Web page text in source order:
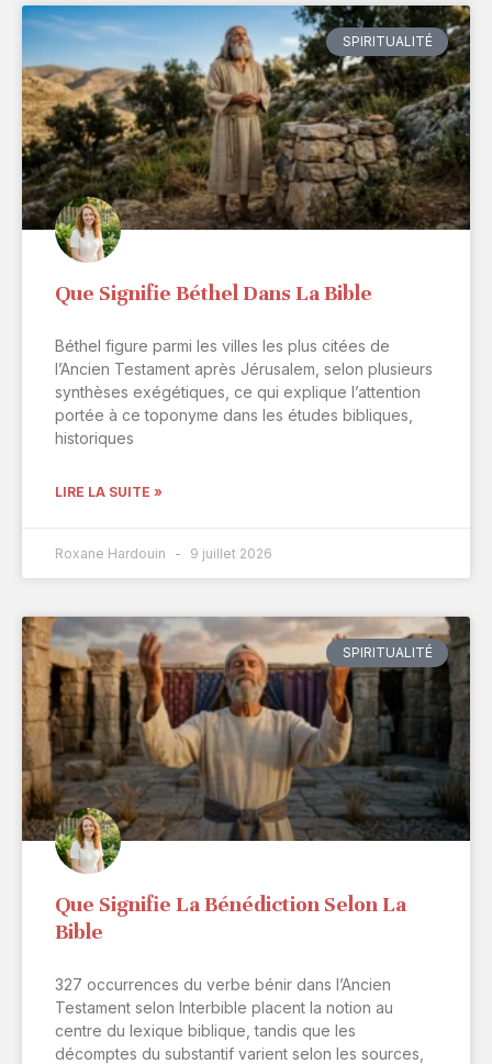
SPIRITUALITÉ
Que Signifie Béthel Dans La Bible
Béthel figure parmi les villes les plus citées de
l’Ancien Testament après Jérusalem, selon plusieurs
synthèses exégétiques, ce qui explique l’attention
portée à ce toponyme dans les études bibliques,
historiques
LIRE LA SUITE »
Roxane Hardouin 9 juillet 2026
SPIRITUALITÉ
Que Signifie La Bénédiction Selon La
Bible
327 occurrences du verbe bénir dans l’Ancien
Testament selon Interbible placent la notion au
centre du lexique biblique, tandis que les
décomptes du substantif varient selon les sources,